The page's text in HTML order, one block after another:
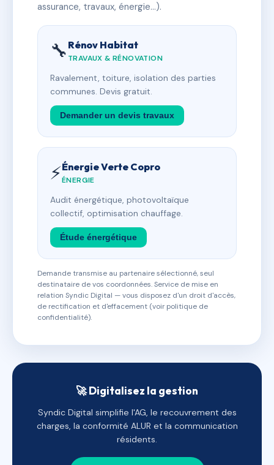
assurance, travaux, énergie…).
🔧 Rénov Habitat
TRAVAUX & RÉNOVATION
Ravalement, toiture, isolation des parties
communes. Devis gratuit.
Demander un devis travaux
⚡Énergie Verte Copro
ÉNERGIE
Audit énergétique, photovoltaïque
collectif, optimisation chauffage.
Étude énergétique
Demande transmise au partenaire sélectionné, seul
destinataire de vos coordonnées. Service de mise en
relation Syndic Digital — vous disposez d'un droit d'accès,
de rectification et d'effacement (voir politique de
confidentialité).
🚀 Digitalisez la gestion
Syndic Digital simplifie l'AG, le recouvrement des
charges, la conformité ALUR et la communication
résidents.